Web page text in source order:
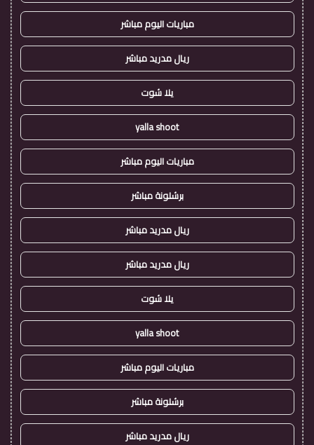
مباريات اليوم مباشر
ريال مدريد مباشر
يلا شوت
yalla shoot
مباريات اليوم مباشر
برشلونة مباشر
ريال مدريد مباشر
ريال مدريد مباشر
يلا شوت
yalla shoot
مباريات اليوم مباشر
برشلونة مباشر
ريال مدريد مباشر